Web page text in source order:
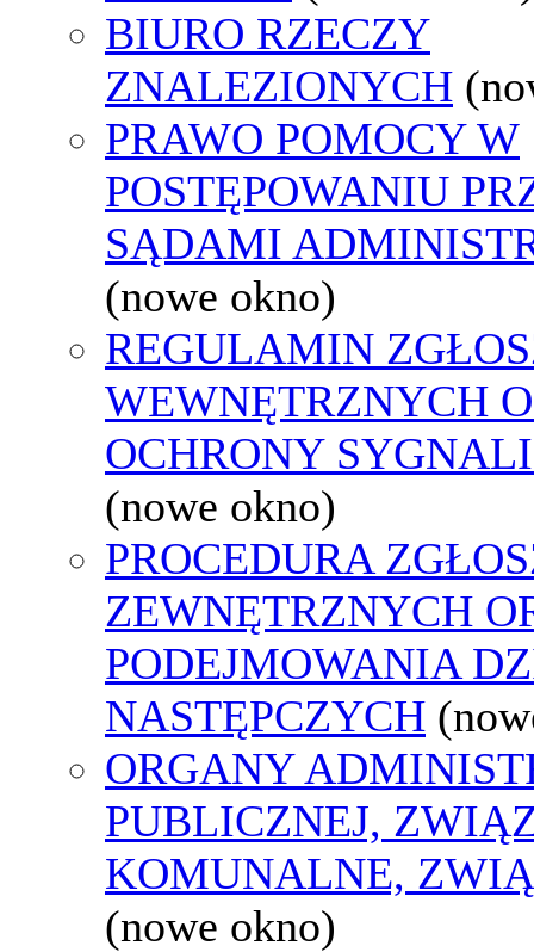
BIURO RZECZY
ZNALEZIONYCH
PRAWO POMOCY W
POSTĘPOWANIU
SĄDAMI
(nowe okno)
REGULAMIN
WEWNĘTRZNYCH
OCHRONY
(nowe okno)
PROCEDURA
ZEWNĘTRZNYCH
PODEJMOWANIA
NASTĘPCZYCH
ORGANY
PUBLICZNEJ,
KOMUNALNE,
(nowe okno)